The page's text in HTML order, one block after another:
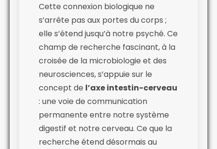
Cette connexion biologique ne
s’arrête pas aux portes du corps ;
elle s’étend jusqu’à notre psyché. Ce
champ de recherche fascinant, à la
croisée de la microbiologie et des
neurosciences, s’appuie sur le
concept de l’axe intestin-cerveau
: une voie de communication
permanente entre notre système
digestif et notre cerveau. Ce que la
recherche étend désormais au